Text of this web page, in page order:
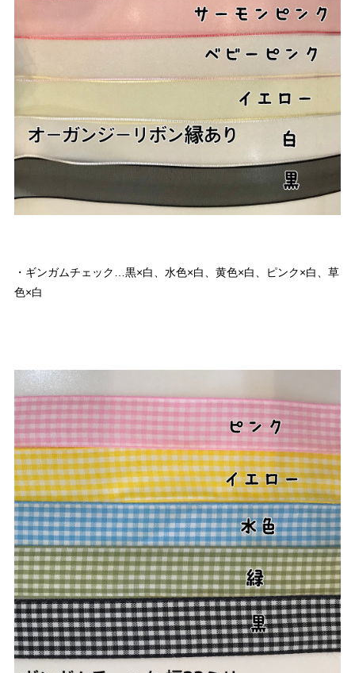
・ギンガムチェック…黒×白、水色×白、黄色×白、ピンク×白、草
色×白